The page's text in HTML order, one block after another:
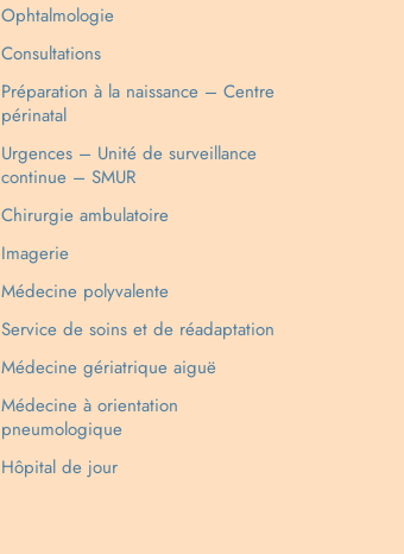
Ophtalmologie
Consultations
Préparation à la naissance – Centre
périnatal
Urgences – Unité de surveillance
continue – SMUR
Chirurgie ambulatoire
Imagerie
Médecine polyvalente
Service de soins et de réadaptation
Médecine gériatrique aiguë
Médecine à orientation
pneumologique
Hôpital de jour